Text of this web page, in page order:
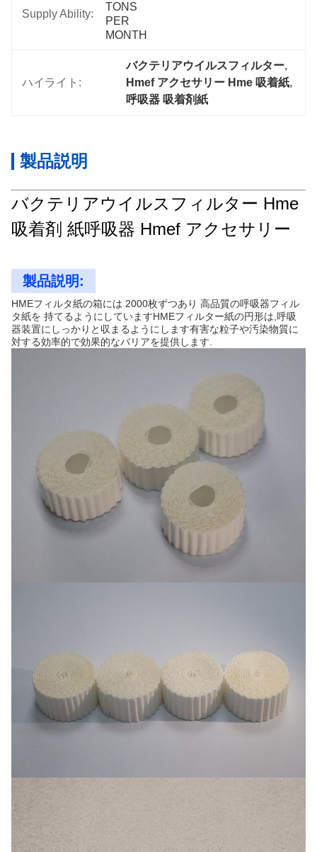
Supply Ability:
TONS
PER
MONTH
ハイライト:
バクテリアウイルスフィルター,
Hmef アクセサリー Hme 吸着紙
呼吸器 吸着剤紙
製品説明
バクテリアウイルスフィルター Hme
吸着剤 紙呼吸器 Hmef アクセサリー
製品説明:
HMEフィルタ紙の箱には 2000枚ずつあり 高品質の呼吸器フィル
タ紙を 持てるようにしていますHMEフィルター紙の円形は,呼吸
器装置にしっかりと収まるようにします有害な粒子や汚染物質に
対する効率的で効果的なバリアを提供します.